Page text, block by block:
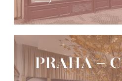
PRAHA -